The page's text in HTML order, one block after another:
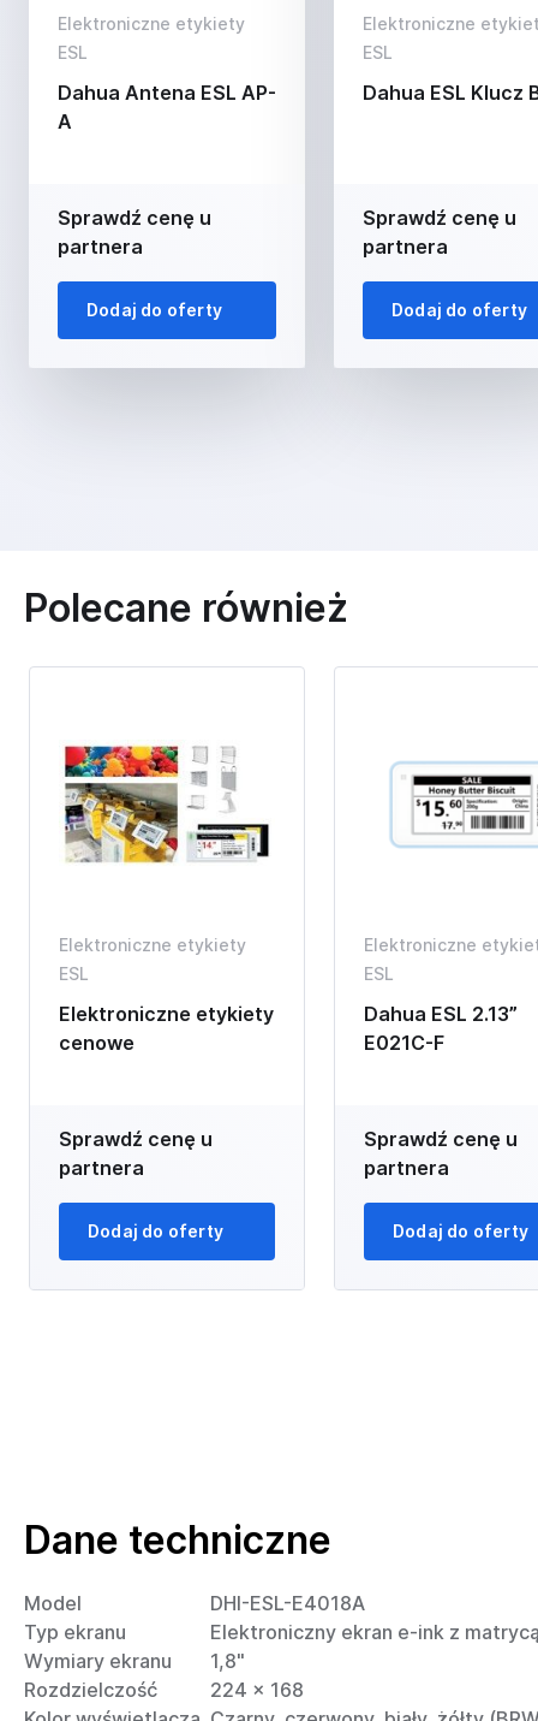
Elektroniczne etykiety
ESL
Dahua Antena ESL AP-
A
Sprawdź cenę u
partnera
Dodaj do oferty
Elektroniczne
ESL
Dahua ESL Klucz
Sprawdź cenę u
partnera
Dodaj do oferty
Polecane również
Elektroniczne etykiety
ESL
Elektroniczne etykiety
cenowe
Sprawdź cenę u
partnera
Dodaj do oferty
Elektroniczne
ESL
Dahua ESL 2.13”
E021C-F
Sprawdź cenę u
partnera
Dodaj do oferty
Dane techniczne
Model
DHI-ESL-E4018A
Typ ekranu
Elektroniczny ekran e-ink z
Wymiary ekranu
1,8"
Rozdzielczość
224 × 168